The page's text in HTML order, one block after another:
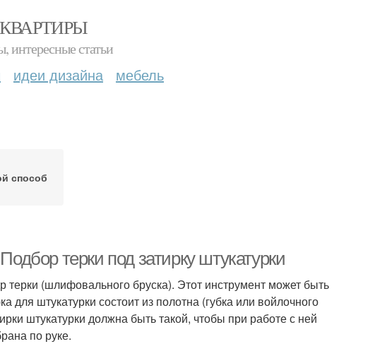
интересные статьи
идеи дизайна мебель
способ
терки под затирку штукатурки
(шлифовального бруска). Этот инструмент может быть
штукатурки состоит из полотна (губка или войлочного
штукатурки должна быть такой, чтобы при работе с ней
по руке.